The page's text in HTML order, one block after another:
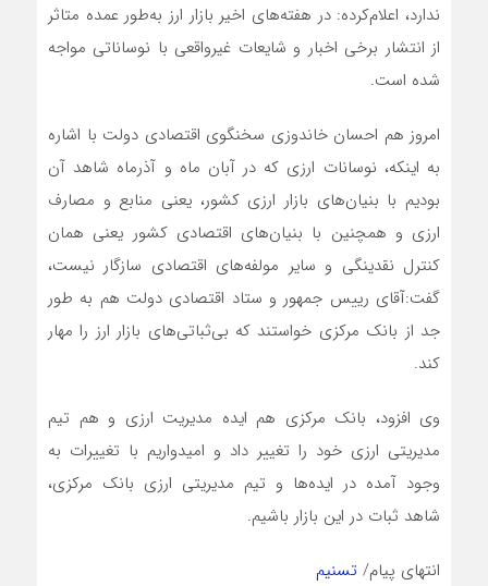
ندارد، اعلام‌کرده: در هفته‌های اخیر بازار ارز به‌طور عمده متاثر
از انتشار برخی اخبار و شایعات غیرواقعی با نوساناتی مواجه
شده است.
امروز هم احسان خاندوزی سخنگوی اقتصادی دولت با اشاره
به اینکه، نوسانات ارزی که در آبان ماه و آذرماه شاهد آن
بودیم با بنیان‌های بازار ارزی کشور، یعنی منابع و مصارف
ارزی و همچنین با بنیان‌های اقتصادی کشور یعنی همان
کنترل نقدینگی و سایر مولفه‌های اقتصادی سازگار نیست،
گفت:‌آقای رییس جمهور و ستاد اقتصادی دولت هم به طور
جد از بانک مرکزی خواستند که بی‌ثباتی‌های بازار ارز را مهار
کند.
وی افزود، بانک مرکزی هم ایده مدیریت ارزی و هم تیم
مدیریتی ارزی خود را تغییر داد و امیدواریم با تغییرات به
وجود آمده در ایده‌ها و تیم مدیریتی ارزی بانک مرکزی،
شاهد ثبات در این بازار باشیم.
انتهای پیام/ تسنیم